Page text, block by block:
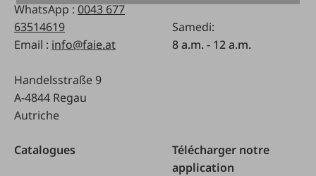
WhatsApp :0043 677
63514619
Email : info@faie.at
Handelsstraße 9
A-4844 Regau
Autriche
Samedi:
8 a.m. - 12 a.m.
Catalogues
Télécharger notre
application